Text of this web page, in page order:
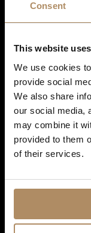
Consent
This website
We use cookies
provide social
We also share
our social media,
may combine it
provided to them
of their services.
Snarveier
Destinasjoner
Hoteller
Spisesteder
Opplevelser og
Selskap og bryllup